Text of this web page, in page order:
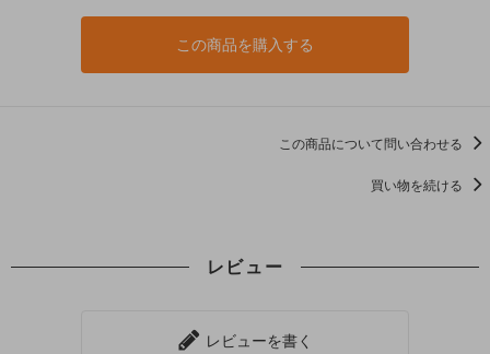
この商品を購入する
この商品について問い合わせる
買い物を続ける
レビュー
レビューを書く